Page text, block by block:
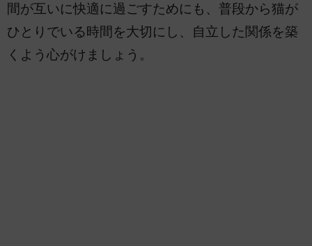
間が互いに快適に過ごすためにも、普段から猫が
ひとりでいる時間を大切にし、自立した関係を築
くよう心がけましょう。